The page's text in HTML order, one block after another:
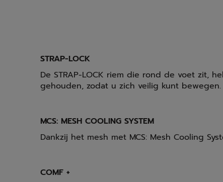
STRAP-LOCK
De STRAP-LOCK riem die rond de voet zit,
gehouden, zodat u zich veilig kunt bewegen.
MCS: MESH COOLING SYSTEM
Dankzij het mesh met MCS: Mesh Cooling
COMF +